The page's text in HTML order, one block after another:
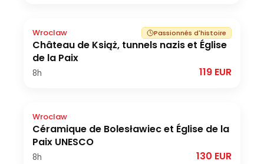
Wroclaw Passionnés d'histoire
Château de Książ, tunnels nazis et Église
de la Paix
8h 119 EUR
Wroclaw
Céramique de Bolesławiec et Église de la
Paix UNESCO
8h 130 EUR